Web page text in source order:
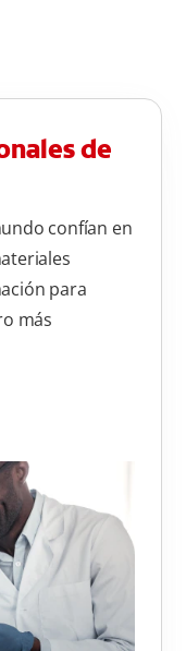
de
confían en
para
más